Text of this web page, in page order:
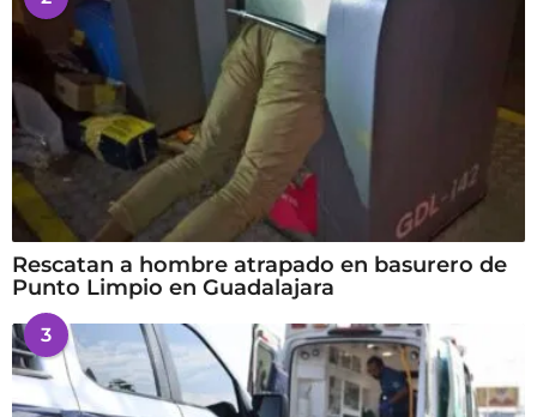
Rescatan a hombre atrapado en basurero de
Punto Limpio en Guadalajara
3